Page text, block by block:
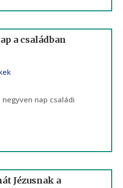
a családban
nap családi
Jézusnak a